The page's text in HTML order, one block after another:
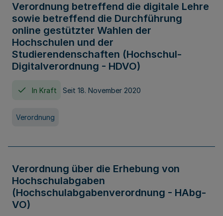
Verordnung betreffend die digitale Lehre
sowie betreffend die Durchführung
online gestützter Wahlen der
Hochschulen und der
Studierendenschaften (Hochschul-
Digitalverordnung - HDVO)
In Kraft Seit 18. November 2020
Verordnung
Verordnung über die Erhebung von
Hochschulabgaben
(Hochschulabgabenverordnung - HAbg-
VO)